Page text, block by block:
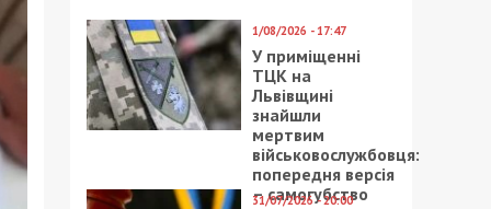
1/08/2026 - 17:47
У приміщенні
ТЦК на
Львівщині
знайшли
мертвим
військовослужбовця:
попередня версія
– самогубство
31/07/2026 - 20:00